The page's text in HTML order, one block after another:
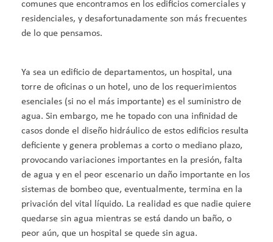
comunes que encontramos en los edificios comerciales y
residenciales, y desafortunadamente son más frecuentes
de lo que pensamos.
Ya sea un edificio de departamentos, un hospital, una
torre de oficinas o un hotel, uno de los requerimientos
esenciales (si no el más importante) es el suministro de
agua. Sin embargo, me he topado con una infinidad de
casos donde el diseño hidráulico de estos edificios resulta
deficiente y genera problemas a corto o mediano plazo,
provocando variaciones importantes en la presión, falta
de agua y en el peor escenario un daño importante en los
sistemas de bombeo que, eventualmente, termina en la
privación del vital líquido. La realidad es que nadie quiere
quedarse sin agua mientras se está dando un baño, o
peor aún, que un hospital se quede sin agua.